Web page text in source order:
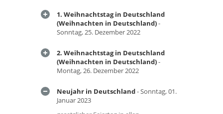
1. Weihnachtstag in Deutschland
(Weihnachten in Deutschland)-
Sonntag, 25. Dezember 2022
2. Weihnachtstag in Deutschland
(Weihnachten in Deutschland)-
Montag, 26. Dezember 2022
Neujahr in Deutschland- Sonntag, 01.
Januar 2023